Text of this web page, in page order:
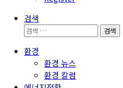
검색
검
환경
환경 뉴스
환경 칼럼